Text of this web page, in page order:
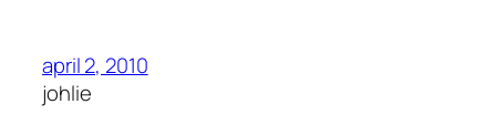
april 2, 2010
johlie